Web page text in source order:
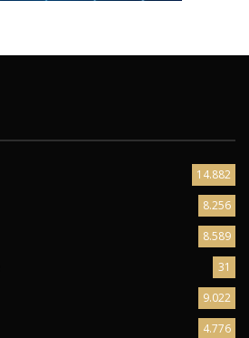
14.882
8.256
8.589
31
9.022
4.776